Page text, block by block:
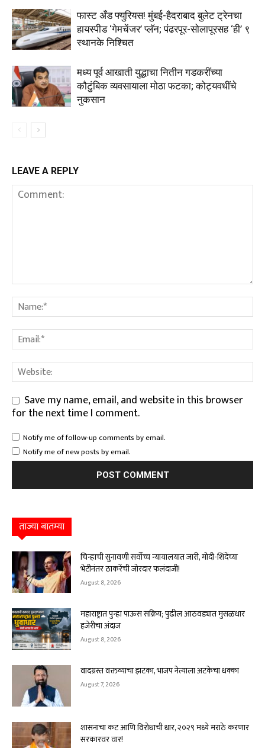
फास्ट अँड फ्युरियस! मुंबई-हैदराबाद बुलेट ट्रेनचा
हायस्पीड ‘गेमचेंजर’ प्लॅन; पंढरपूर-सोलापूरसह ‘ही’ ९
स्थानके निश्चित
मध्य पूर्व आखाती युद्धाचा नितीन गडकरींच्या
कौटुंबिक व्यवसायाला मोठा फटका; कोट्यवधींचे
नुकसान
LEAVE A REPLY
Save my name, email, and website in this browser
for the next time I comment.
Notify me of follow-up comments by email.
Notify me of new posts by email.
ताज्या बातम्या
चिन्हाची सुनावणी सर्वोच्च न्यायालयात जारी, मोदी-शिंदेंच्या
भेटीनंतर ठाकरेंची जोरदार फलंदाजी!
August 8, 2026
महाराष्ट्रात पुन्हा पाऊस सक्रिय; पुढील आठवड्यात मुसळधार
हजेरीचा अंदाज
August 8, 2026
वादग्रस्त वक्तव्याचा झटका, भाजप नेत्याला अटकेचा धक्का
August 7, 2026
शासनाचा कट आणि विरोधाची धार, २०२९ मध्ये मराठे करणार
सरकारवर वार!